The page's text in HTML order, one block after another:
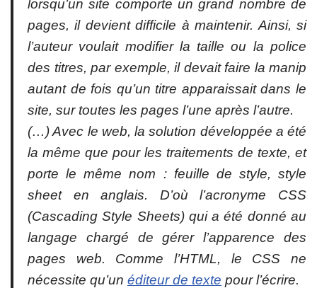
lorsqu’un site comporte un grand nombre de
pages, il devient difficile à maintenir. Ainsi, si
l’auteur voulait modifier la taille ou la police
des titres, par exemple, il devait faire la manip
autant de fois qu’un titre apparaissait dans le
site, sur toutes les pages l’une après l’autre.
(…) Avec le web, la solution développée a été
la même que pour les traitements de texte, et
porte le même nom : feuille de style, style
sheet en anglais. D’où l’acronyme CSS
(Cascading Style Sheets) qui a été donné au
langage chargé de gérer l’apparence des
pages web. Comme l’HTML, le CSS ne
nécessite qu’un éditeur de texte pour l’écrire.